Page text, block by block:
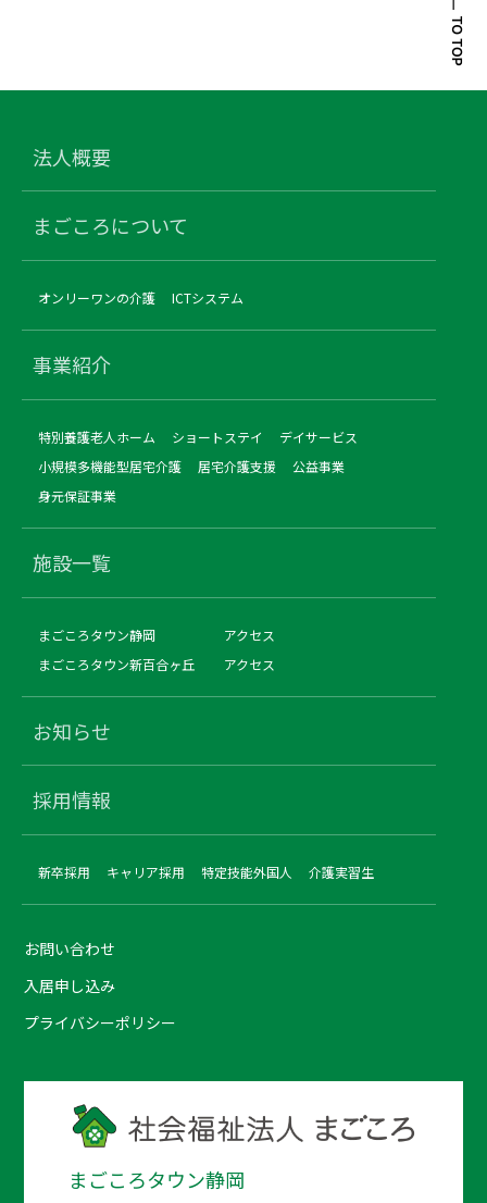
法人概要
まごころについて
オンリーワンの介護 ICTシステム
事業紹介
特別養護老人ホーム ショートステイ
デイサービス
小規模多機能型居宅介護
居宅介護支援
公益事業
身元保証事業
施設一覧
まごころタウン静岡
アクセス
まごころタウン新百合ヶ丘
アクセス
お知らせ
採用情報
新卒採用 キャリア採用 特定技能外国人 介護実習生
お問い合わせ
入居申し込み
プライバシーポリシー
まごころタウン静岡